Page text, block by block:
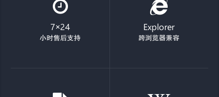
7×24
小时售后支持
Explorer
跨浏览器兼容